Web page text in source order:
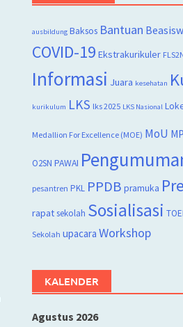
ausbildung Baksos Bantuan
COVID-19 Ekstrakurikuler
Informasi Juara kesehatan
kurikulum LKS lks 2025 LKS Nasional
Medallion For Excellence (MOE) MoU
O2SN PAWAI
pesantren PKL PPDB pramuka
rapatsekolah Sosialisasi
Sekolah upacara Workshop
KALENDER
Agustus 2026